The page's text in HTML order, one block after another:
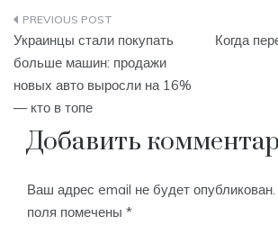
Навигация
по
записям
Украинцы стали покупать
больше машин: продажи
новых авто выросли на 16%
— кто в топе
Когда
Добавить
Ваш адрес email не будет опубликован.
поля помечены *